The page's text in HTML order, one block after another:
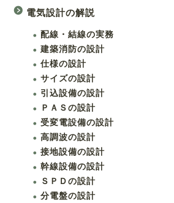
電気設計の解説
配線・結線の実務
建築消防の設計
仕様の設計
サイズの設計
引込設備の設計
ＰＡＳの設計
受変電設備の設計
高調波の設計
接地設備の設計
幹線設備の設計
ＳＰＤの設計
分電盤の設計